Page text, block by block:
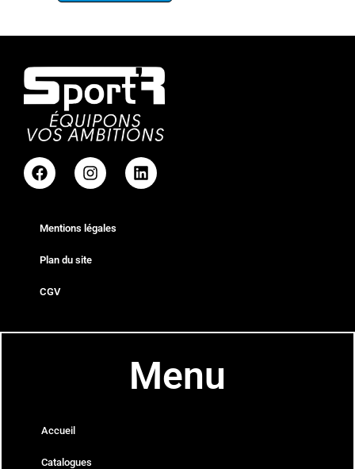
Mentions légales
Plan du site
CGV
Menu
Accueil
Catalogues